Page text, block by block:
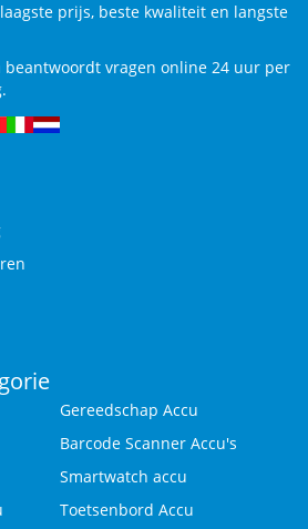
prijs, beste kwaliteit en langste
beantwoordt vragen online 24 uur per
Gereedschap Accu
Barcode Scanner Accu's
Smartwatch accu
Toetsenbord Accu